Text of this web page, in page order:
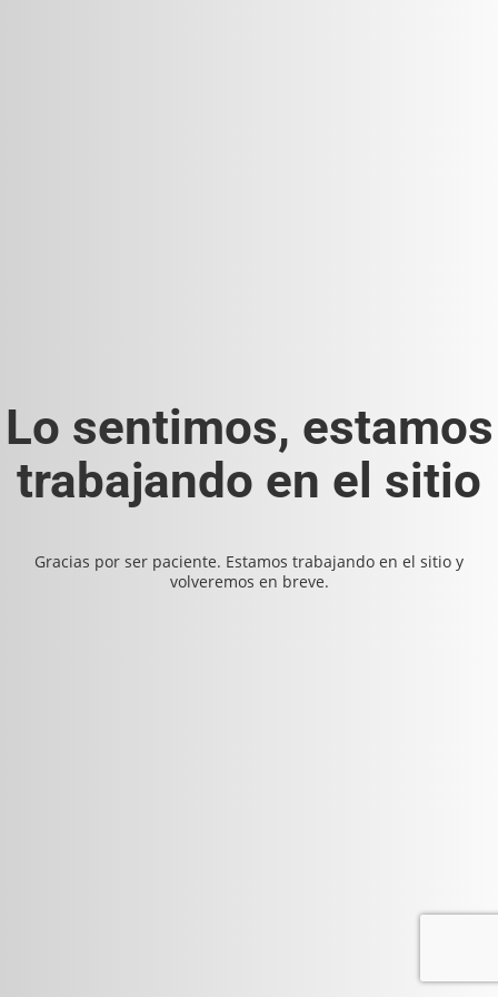
Lo sentimos, estamos
trabajando en el sitio
Gracias por ser paciente. Estamos trabajando en el sitio y
volveremos en breve.